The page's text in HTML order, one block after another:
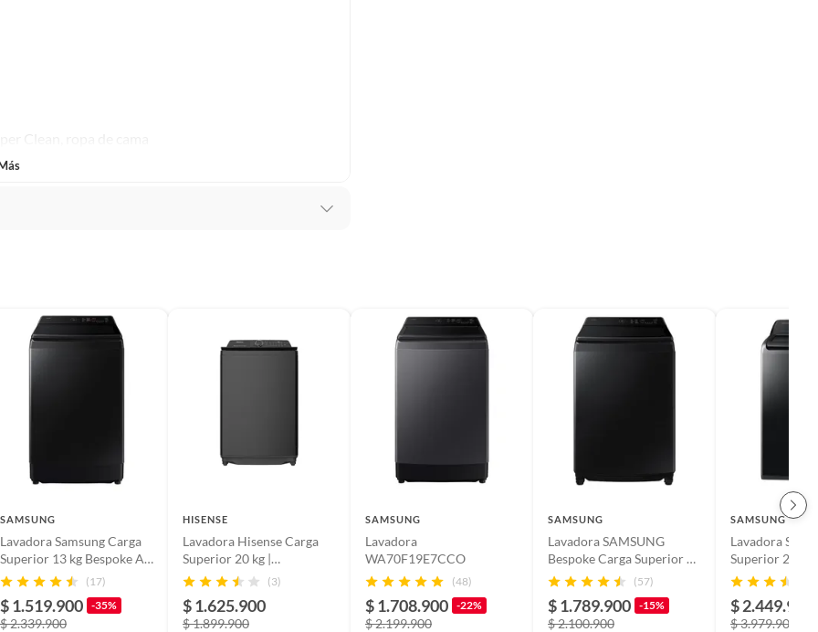
de devolución ingresa a
legal-retail
Clean, ropa de cama
de garantía en el comprensor y 1 año en el resto de
de usuario, Mangueras
SAMSUNG
Lavadora Samsung Carga
Superior 13 kg Bespoke AI
Wash WA80F13S5BCO
(17)
$ 1.519.900 -35%
$ 2.339.900
HISENSE
Lavadora Hisense Carga
Superior 20 kg |
WT5I2023DB
(3)
$ 1.625.900
$ 1.899.900
SAMSUNG
Lavadora
WA70F19E7CCO
(48)
$ 1.708.900 -22%
$ 2.199.900
SAMSUNG
Lavadora SAMSUNG
Bespoke Carga Superior AI
Wash 19 Kilos
(57)
$ 1.789.900 -15%
$ 2.100.900
SAMSUNG
Lavadora
Superior 23 kg
$ 2.449.900
$ 3.979.900